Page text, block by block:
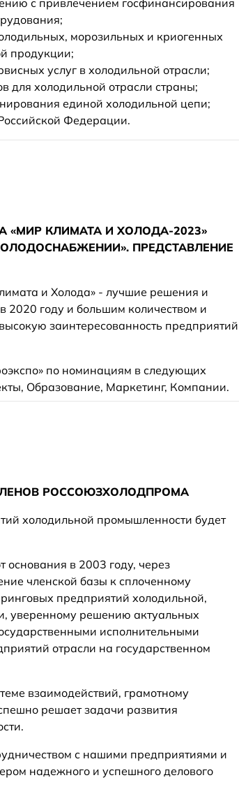
морозильных и криогенных
продукции;
услуг в холодильной отрасли;
для холодильной отрасли страны;
единой холодильной цепи;
Федерации.
КЛИМАТА И ХОЛОДА-2023»
ПРЕДСТАВЛЕНИЕ
и Холода» - лучшие решения и
2020 году и большим количеством и
заинтересованность предприятий
по номинациям в следующих
Образование, Маркетинг, Компании.
РОССОЮЗХОЛОДПРОМА
холодильной промышленности будет
в 2003 году, через
членской базы к сплоченному
предприятий холодильной,
уверенному решению актуальных
исполнительными
отрасли на государственном
взаимодействий, грамотному
решает задачи развития
с нашими предприятиями и
надежного и успешного делового